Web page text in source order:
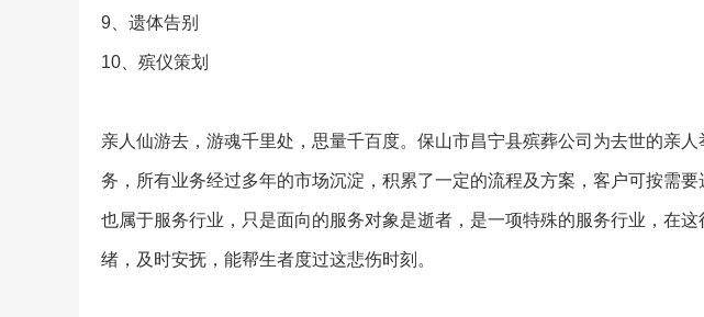
9、遗体告别
10、殡仪策划
亲人仙游去，游魂千里处，思量千百度。保山市昌宁县殡葬公司为去世的亲
务，所有业务经过多年的市场沉淀，积累了一定的流程及方案，客户可按需
也属于服务行业，只是面向的服务对象是逝者，是一项特殊的服务行业，在
绪，及时安抚，能帮生者度过这悲伤时刻。